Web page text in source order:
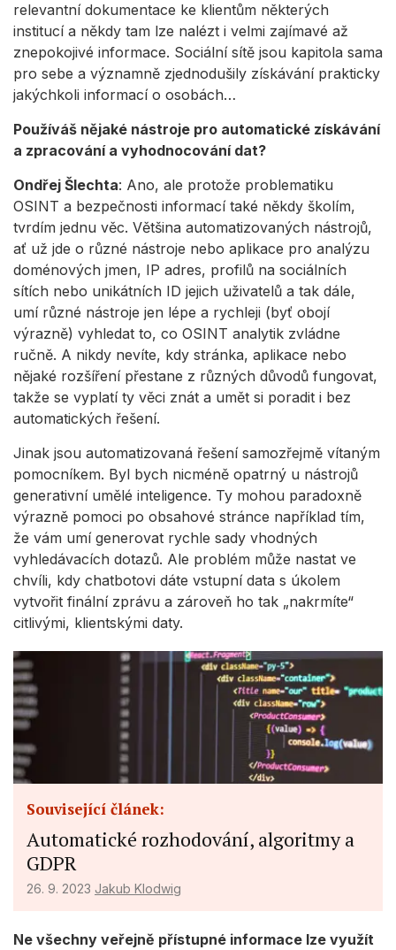
relevantní dokumentace ke klientům některých
institucí a někdy tam lze nalézt i velmi zajímavé až
znepokojivé informace. Sociální sítě jsou kapitola sama
pro sebe a významně zjednodušily získávání prakticky
jakýchkoli informací o osobách…
Používáš nějaké nástroje pro automatické získávání
a zpracování a vyhodnocování dat?
Ondřej Šlechta: Ano, ale protože problematiku
OSINT a bezpečnosti informací také někdy školím,
tvrdím jednu věc. Většina automatizovaných nástrojů,
ať už jde o různé nástroje nebo aplikace pro analýzu
doménových jmen, IP adres, profilů na sociálních
sítích nebo unikátních ID jejich uživatelů a tak dále,
umí různé nástroje jen lépe a rychleji (byť obojí
výrazně) vyhledat to, co OSINT analytik zvládne
ručně. A nikdy nevíte, kdy stránka, aplikace nebo
nějaké rozšíření přestane z různých důvodů fungovat,
takže se vyplatí ty věci znát a umět si poradit i bez
automatických řešení.
Jinak jsou automatizovaná řešení samozřejmě vítaným
pomocníkem. Byl bych nicméně opatrný u nástrojů
generativní umělé inteligence. Ty mohou paradoxně
výrazně pomoci po obsahové stránce například tím,
že vám umí generovat rychle sady vhodných
vyhledávacích dotazů. Ale problém může nastat ve
chvíli, kdy chatbotovi dáte vstupní data s úkolem
vytvořit finální zprávu a zároveň ho tak „nakrmíte“
citlivými, klientskými daty.
Související článek:
Automatické rozhodování, algoritmy a
GDPR
26. 9. 2023 Jakub Klodwig
Ne všechny veřejně přístupné informace lze využít